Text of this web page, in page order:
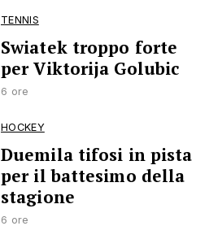
TENNIS
Swiatek troppo forte
per Viktorija Golubic
6 ore
HOCKEY
Duemila tifosi in pista
per il battesimo della
stagione
6 ore